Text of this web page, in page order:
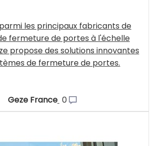
les principaux fabricants de
fermeture de portes à l'échelle
propose des solutions innovantes
de fermeture de portes.
Geze France 0